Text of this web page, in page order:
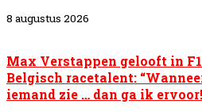
8 augustus 2026
Max Verstappen gelooft in
Belgisch racetalent:
iemand zie … dan ga ik